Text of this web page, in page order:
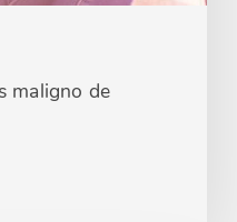
maligno de